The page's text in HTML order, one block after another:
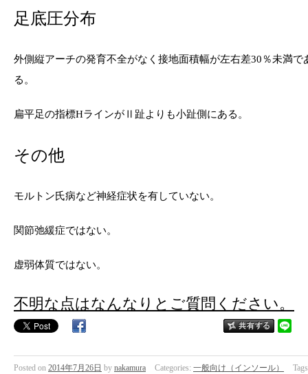
足底圧分布
外側縦アーチの発育不全がなく接地面積幅が左右差30 ％未満で
る。
扁平足の指標HラインがⅡ趾よりも小趾側にある。
その他
モルトン氏病など神経症状を有していない。
関節弛緩症ではない。
虚弱体質ではない。
不明な点はなんなりとご質問ください。
Posted on 2014年7月26日 by nakamura Categories: 一般向け（インソール）